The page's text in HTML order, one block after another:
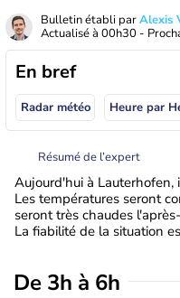
Bulletin établi parAlexis
Actualisé à 00h30 -
En bref
Radar météo Heure par
Résumé de l’expert
Aujourd'hui à Lauterhofen,
Les températures seront
seront très chaudes
La fiabilité de la situation
De 3h à 6h